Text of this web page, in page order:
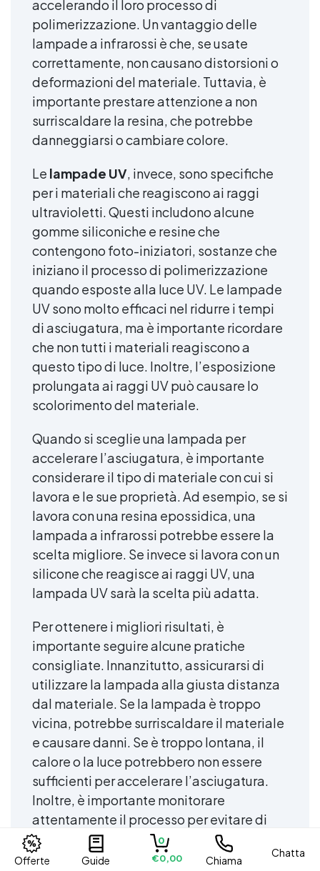
accelerando il loro processo di
polimerizzazione. Un vantaggio delle
lampade a infrarossi è che, se usate
correttamente, non causano distorsioni o
deformazioni del materiale. Tuttavia, è
importante prestare attenzione a non
surriscaldare la resina, che potrebbe
danneggiarsi o cambiare colore.
Le lampade UV, invece, sono specifiche
per i materiali che reagiscono ai raggi
ultravioletti. Questi includono alcune
gomme siliconiche e resine che
contengono foto-iniziatori, sostanze che
iniziano il processo di polimerizzazione
quando esposte alla luce UV. Le lampade
UV sono molto efficaci nel ridurre i tempi
di asciugatura, ma è importante ricordare
che non tutti i materiali reagiscono a
questo tipo di luce. Inoltre, l’esposizione
prolungata ai raggi UV può causare lo
scolorimento del materiale.
Quando si sceglie una lampada per
accelerare l’asciugatura, è importante
considerare il tipo di materiale con cui si
lavora e le sue proprietà. Ad esempio, se si
lavora con una resina epossidica, una
lampada a infrarossi potrebbe essere la
scelta migliore. Se invece si lavora con un
silicone che reagisce ai raggi UV, una
lampada UV sarà la scelta più adatta.
Per ottenere i migliori risultati, è
importante seguire alcune pratiche
consigliate. Innanzitutto, assicurarsi di
utilizzare la lampada alla giusta distanza
dal materiale. Se la lampada è troppo
vicina, potrebbe surriscaldare il materiale
e causare danni. Se è troppo lontana, il
calore o la luce potrebbero non essere
sufficienti per accelerare l’asciugatura.
Inoltre, è importante monitorare
attentamente il processo per evitare di
surriscaldare o di esporre eccessivamente
il materiale alla luce UV.
Offerte Guide
0
€0,00
Chiama
Chatta